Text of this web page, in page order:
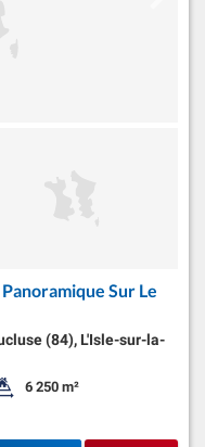
Sur Le
(84), L'Isle-sur-la-
Superficie du terrain:
6 250 m²